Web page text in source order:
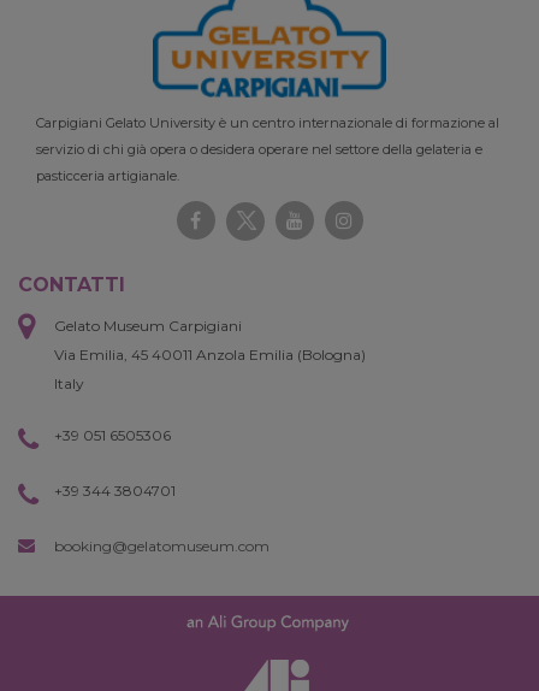
Carpigiani Gelato University è un centro internazionale di formazione al
servizio di chi già opera o desidera operare nel settore della gelateria e
pasticceria artigianale.
CONTATTI
Gelato Museum Carpigiani
Via Emilia, 45 40011 Anzola Emilia (Bologna)
Italy
+39 051 6505306
+39 344 3804701
booking@gelatomuseum.com